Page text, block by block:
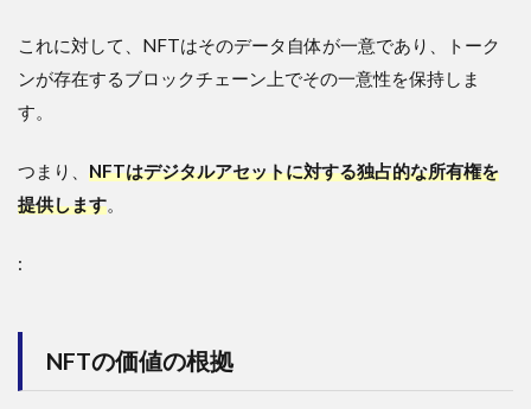
これに対して、NFTはそのデータ自体が一意であり、トーク
ンが存在するブロックチェーン上でその一意性を保持しま
す。
つまり、 NFTはデジタルアセットに対する独占的な所有権を
提供します。
:
NFTの価値の根拠